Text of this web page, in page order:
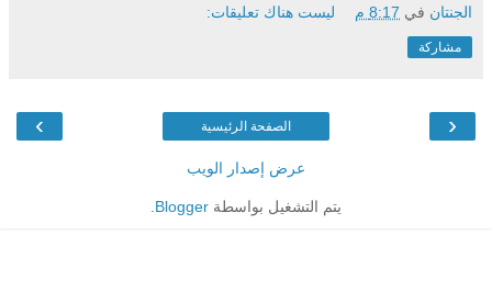
الجنتان في 8:17 م ليست هناك تعليقات:
مشاركة
‹
› الصفحة الرئيسية
عرض إصدار الويب
يتم التشغيل بواسطة Blogger